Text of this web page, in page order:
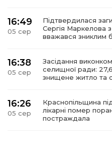
16:49
05 сер
Підтвердилася
Сергія Маркелова
вважався зниклим
16:38
05 сер
Засідання
селищної ради:
знищене житло та
16:26
05 сер
Краснопільщина
лікарні помер
постраждала